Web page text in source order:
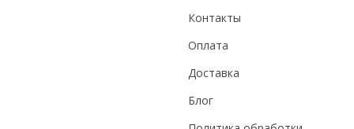
Контакты
Оплата
Доставка
Блог